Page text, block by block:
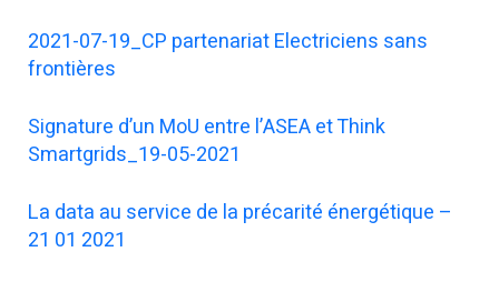
2021-07-19_CP partenariat Electriciens sans
frontières
Signature d’un MoU entre l’ASEA et Think
Smartgrids_19-05-2021
La data au service de la précarité énergétique –
21 01 2021